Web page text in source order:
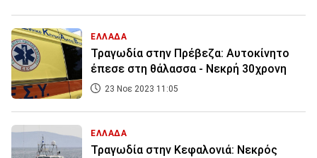
ΕΛΛΑΔΑ
Τραγωδία στην Πρέβεζα: Αυτοκίνητο
έπεσε στη θάλασσα - Νεκρή 30χρονη
23 Νοε 2023 11:05
ΕΛΛΑΔΑ
Τραγωδία στην Κεφαλονιά: Νεκρός